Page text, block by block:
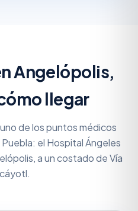
Angelópolis,
llegar
de los puntos médicos
el Hospital Ángeles
a un costado de Vía